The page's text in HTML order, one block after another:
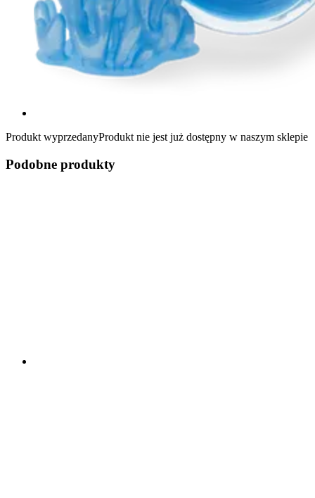
Produkt wyprzedanyProdukt nie jest już dostępny w naszym sklepie
Podobne produkty